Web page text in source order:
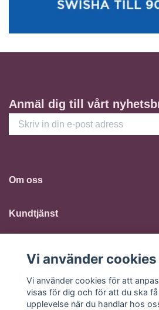
Anmäl dig till vårt
Om oss
Kundtjänst
Sociala medier
Vi använder cookies
Vi använder cookies för att
visas för dig och för att du ska
upplevelse när du handlar hos